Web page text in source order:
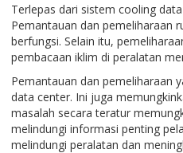
Terlepas dari sistem cooling
Pemantauan dan pemeliharaan
berfungsi. Selain itu,
pembacaan iklim di peralatan
Pemantauan dan pemeliharaan
data center. Ini juga
masalah secara teratur
melindungi informasi penting
melindungi peralatan dan